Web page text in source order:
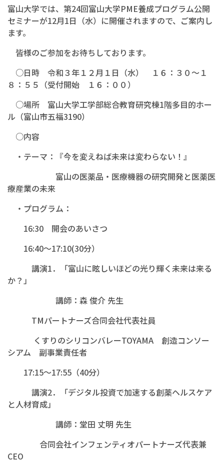
富山大学では、第24回富山大学PME養成プログラム公開
セミナーが12月1日（水）に開催されますので、ご案内し
ます。
皆様のご参加をお待ちしております。
○日時 令和３年１２月１日（水） １６：３０～１
８：５５（受付開始 １６：００）
○場所 富山大学工学部総合教育研究棟1階多目的ホー
ル（富山市五福3190）
○内容
・テーマ：『今を変えねば未来は変わらない！』
富山の医薬品・医療機器の研究開発と医薬医
療産業の未来
・プログラム：
16:30 開会のあいさつ
16:40～17:10(30分）
講演1．「富山に眩しいほどの光り輝く未来は来る
か？」
講師：森 俊介 先生
TMパートナーズ合同会社代表社員
くすりのシリコンバレーTOYAMA 創造コンソー
シアム 副事業責任者
17:15～17:55（40分）
講演2．「デジタル投資で加速する創薬ヘルスケア
と人材育成」
講師：堂田 丈明 先生
合同会社インフェンティオパートナーズ代表兼
CEO